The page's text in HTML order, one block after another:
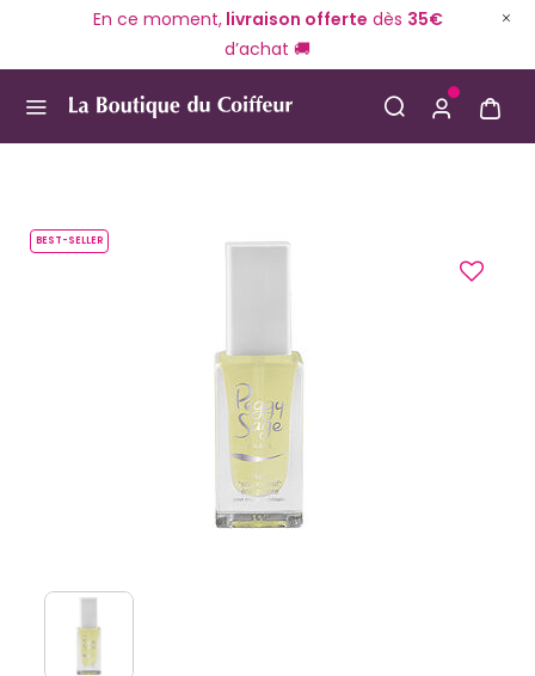
En ce moment,livraison offerte dès 35€
d’achat 🚚
BEST-SELLER